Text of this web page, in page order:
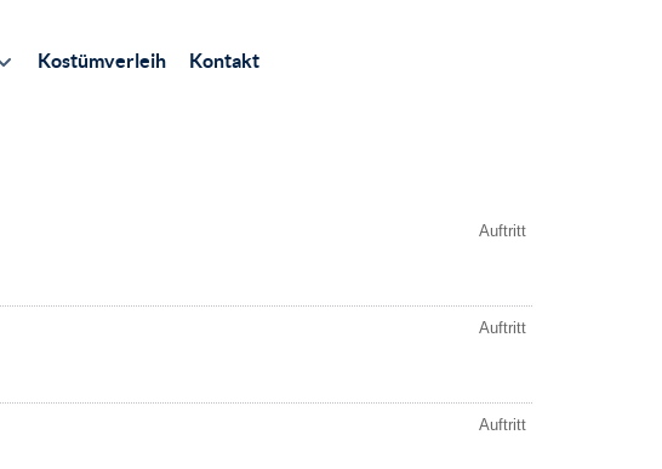
Kostümverleih Kontakt